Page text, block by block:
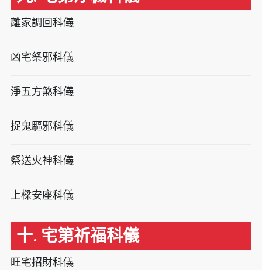
離家調回科儀
凶宅祭邪科儀
淨五方煞科儀
捉鬼驅邪科儀
祭送火神科儀
上樑安座科儀
十. 宅第祈福科儀
旺宅招財科儀